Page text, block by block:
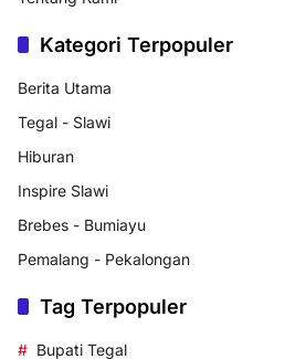
Kategori Terpopuler
Berita Utama
Tegal - Slawi
Hiburan
Inspire Slawi
Brebes - Bumiayu
Pemalang - Pekalongan
Tag Terpopuler
Bupati Tegal